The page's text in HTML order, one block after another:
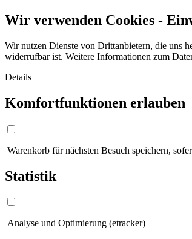
Wir verwenden Cookies -
Wir nutzen Dienste von Drittanbietern, die uns
widerrufbar ist. Weitere Informationen zum
Details
Komfortfunktionen erlauben
Warenkorb für nächsten Besuch speichern,
Statistik
Analyse und Optimierung (etracker)